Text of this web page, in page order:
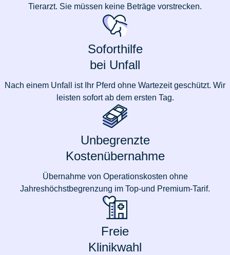
Tierarzt. Sie müssen keine Beträge vorstrecken.
Soforthilfe
bei Unfall
Nach einem Unfall ist Ihr Pferd ohne Wartezeit geschützt. Wir
leisten sofort ab dem ersten Tag.
Unbegrenzte
Kostenübernahme
Übernahme von Operationskosten ohne
Jahreshöchstbegrenzung im Top-und Premium-Tarif.
Freie
Klinikwahl